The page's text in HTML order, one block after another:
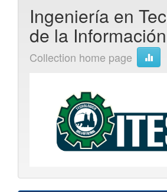
Ingeniería en
de la
Collection home page